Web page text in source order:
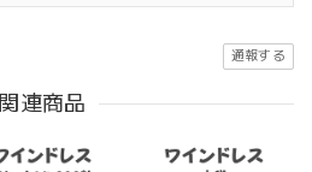
通報する
関連商品